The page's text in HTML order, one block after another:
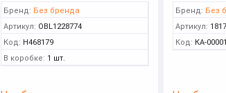
Бренд: Без бренда
Артикул: OBL1228774
Код: Н468179
В коробке: 1 шт.
Бренд: Без
Артикул:
Код: КА-